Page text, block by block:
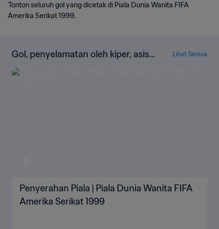
Tonton seluruh gol yang dicetak di Piala Dunia Wanita FIFA
Amerika Serikat 1999.
Gol, penyelamatan oleh kiper, asis,
dan lainnya!
Lihat Semua
Penyerahan Piala | Piala Dunia Wanita FIFA
Amerika Serikat 1999